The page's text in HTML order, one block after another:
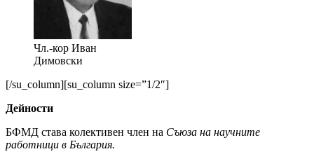
Чл.-кор Иван
Димовски
[/su_column][su_column size=”1/2″]
Дейности
БФМД става колективен член на Съюза на научните
работници в България.